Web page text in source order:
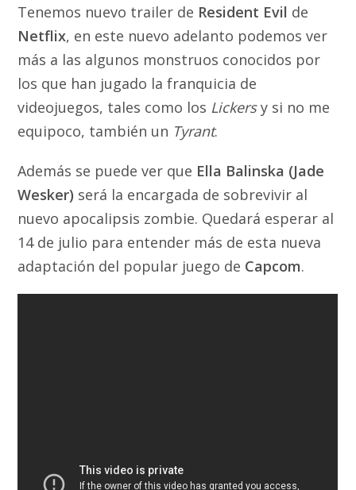
Tenemos nuevo trailer de Resident Evil de
Netflix, en este nuevo adelanto podemos ver
más a las algunos monstruos conocidos por
los que han jugado la franquicia de
videojuegos, tales como los Lickersy si no me
equipoco, también un Tyrant.
Además se puede ver que Ella Balinska (Jade
Wesker) será la encargada de sobrevivir al
nuevo apocalipsis zombie. Quedará esperar al
14 de julio para entender más de esta nueva
adaptación del popular juego de Capcom.